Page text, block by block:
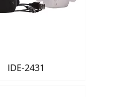
Vista rápida
IDE-2431